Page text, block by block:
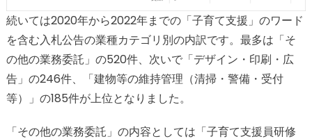
続いては2020年から2022年までの「子育て支援」のワード
を含む入札公告の業種カテゴリ別の内訳です。最多は「そ
の他の業務委託」の520件、次いで「デザイン・印刷・広
告」の246件、「建物等の維持管理（清掃・警備・受付
等）」の185件が上位となりました。
「その他の業務委託」の内容としては「子育て支援員研修